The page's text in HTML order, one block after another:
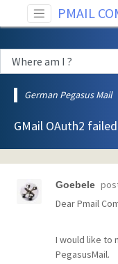
PMAIL
German Pegasus Mail
GMail OAuth2 failed
Goebele
Dear Pmail
I would like to
PegasusMail.